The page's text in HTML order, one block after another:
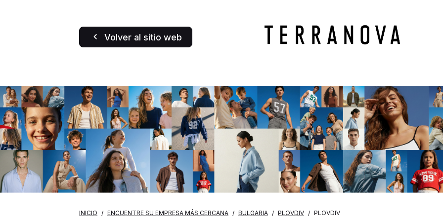
Volver al sitio web
INICIO ENCUENTRE SU EMPRESA MÁS CERCANA BULGARIA PLOVDIV PLOVDIV